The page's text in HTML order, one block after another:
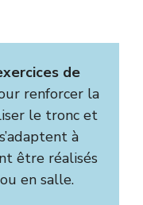
de
renforcer la
le tronc et
à
être réalisés
en salle.